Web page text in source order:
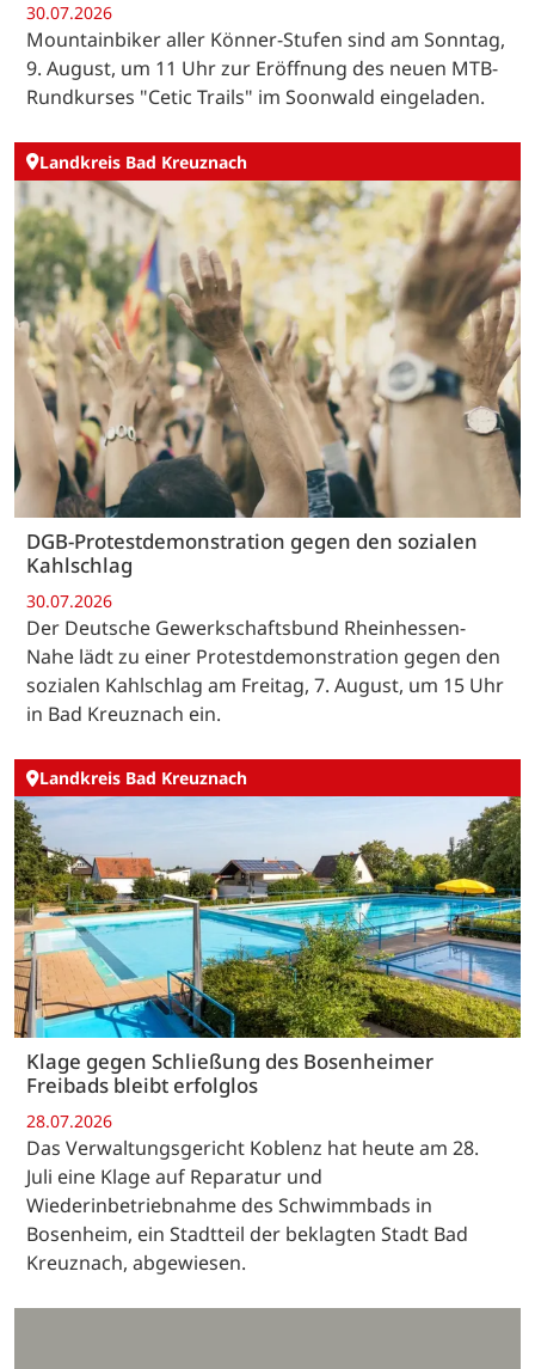
30.07.2026
Mountainbiker aller Könner-Stufen sind am Sonntag,
9. August, um 11 Uhr zur Eröffnung des neuen MTB-
Rundkurses "Cetic Trails" im Soonwald eingeladen.
Landkreis Bad Kreuznach
DGB-Protestdemonstration gegen den sozialen
Kahlschlag
30.07.2026
Der Deutsche Gewerkschaftsbund Rheinhessen-
Nahe lädt zu einer Protestdemonstration gegen den
sozialen Kahlschlag am Freitag, 7. August, um 15 Uhr
in Bad Kreuznach ein.
Landkreis Bad Kreuznach
Klage gegen Schließung des Bosenheimer
Freibads bleibt erfolglos
28.07.2026
Das Verwaltungsgericht Koblenz hat heute am 28.
Juli eine Klage auf Reparatur und
Wiederinbetriebnahme des Schwimmbads in
Bosenheim, ein Stadtteil der beklagten Stadt Bad
Kreuznach, abgewiesen.